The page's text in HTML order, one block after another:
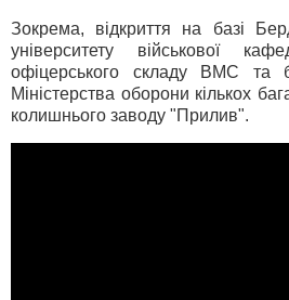
Зокрема, відкриття на базі
університету військової
офіцерського складу ВМС та
Міністерства оборони кількох
колишнього заводу "Прилив".